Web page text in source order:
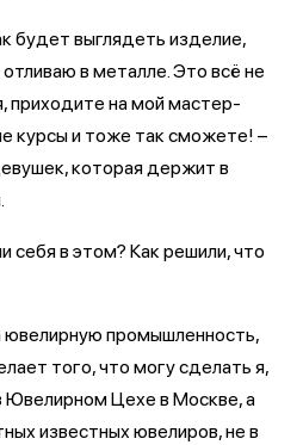
будет выглядеть изделие,
в металле. Это всё не
приходите на мой мастер-
курсы и тоже так сможете! –
которая держит в
себя в этом? Как решили, что
ювелирную промышленность,
того, что могу сделать я,
Ювелирном Цехе в Москве, а
известных ювелиров, не в